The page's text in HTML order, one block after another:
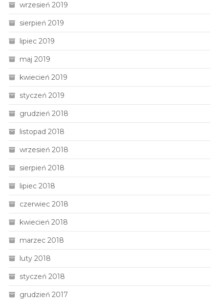
wrzesień 2019
sierpień 2019
lipiec 2019
maj 2019
kwiecień 2019
styczeń 2019
grudzień 2018
listopad 2018
wrzesień 2018
sierpień 2018
lipiec 2018
czerwiec 2018
kwiecień 2018
marzec 2018
luty 2018
styczeń 2018
grudzień 2017